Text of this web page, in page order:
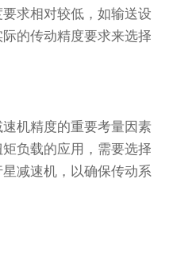
求相对较低，如输送设
的传动精度要求来选择
机精度的重要考量因素
负载的应用，需要选择
减速机，以确保传动系